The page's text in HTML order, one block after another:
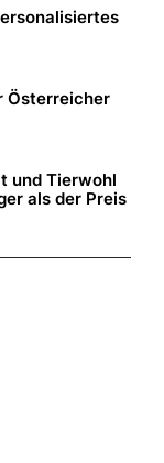
Österreicher
und Tierwohl
als der Preis